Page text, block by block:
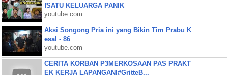
❗SATU KELUARGA PANIK
youtube.com
Aksi Songong Pria ini yang Bikin Tim Prabu K
esal - 86
youtube.com
CERITA KORBAN P3MERKOSAAN PAS PRAKT
EK KERJA LAPANGAN|#GritteB...